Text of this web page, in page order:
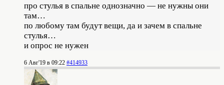
про стулья в спальне однозначно — не нужны они
там…
по любому там будут вещи, да и зачем в спальне
стулья…
и опрос не нужен
6 Авг'19 в 09:22 #414933